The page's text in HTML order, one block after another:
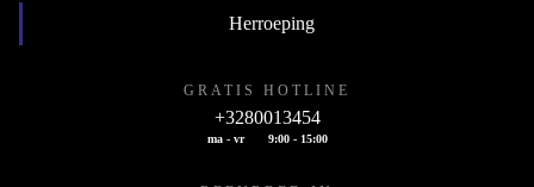
Herroeping
GRATIS HOTLINE
+3280013454
ma - vr 9:00 - 15:00